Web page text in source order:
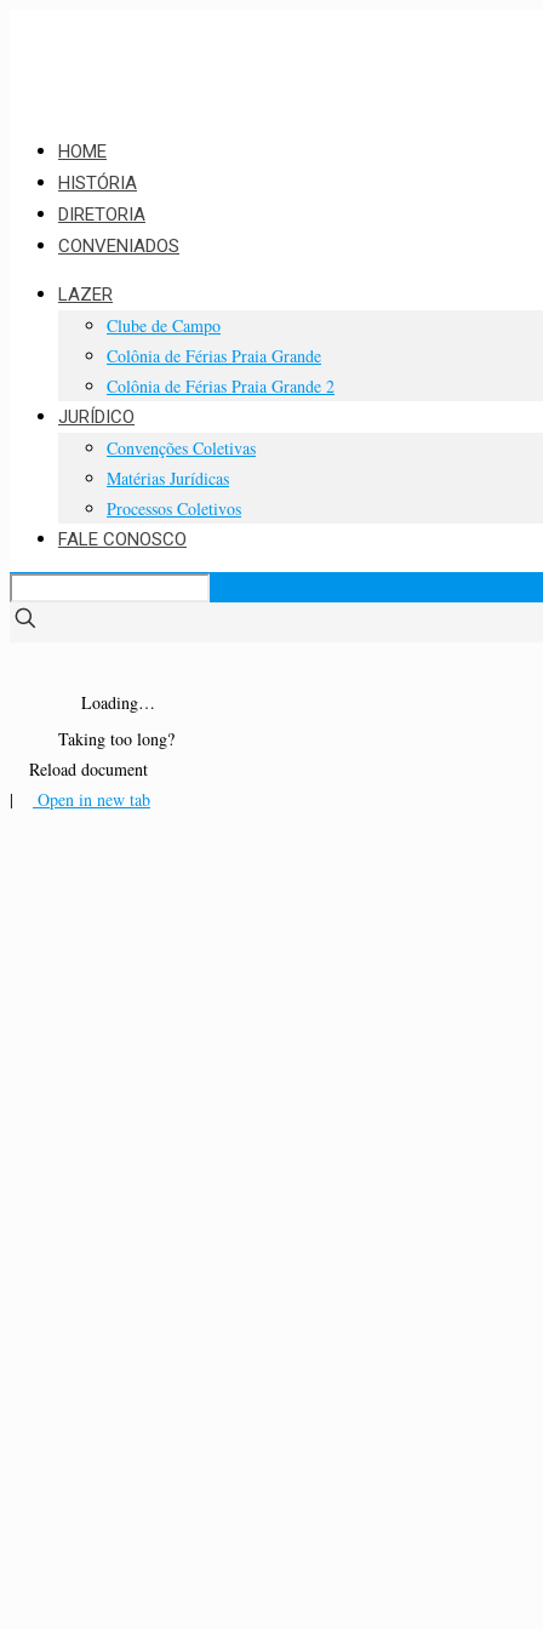
HOME
HISTÓRIA
DIRETORIA
CONVENIADOS
LAZER
Clube de Campo
Colônia de Férias Praia Grande
Colônia de Férias Praia Grande 2
JURÍDICO
Convenções Coletivas
Matérias Jurídicas
Processos Coletivos
FALE CONOSCO
Loading…
Taking too long?
Reload document
|
Open in new tab